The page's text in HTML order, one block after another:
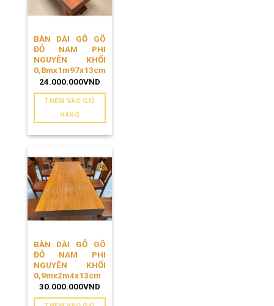
BÀN DÀI GỖ GÕ
ĐỎ NAM PHI
NGUYÊN KHỐI
0,8mx1m97x13cm
24.000.000VND
THÊM VÀO GIỎ
HÀNG
BÀN DÀI GỖ GÕ
ĐỎ NAM PHI
NGUYÊN KHỐI
0,9mx2m4x13cm
30.000.000VND